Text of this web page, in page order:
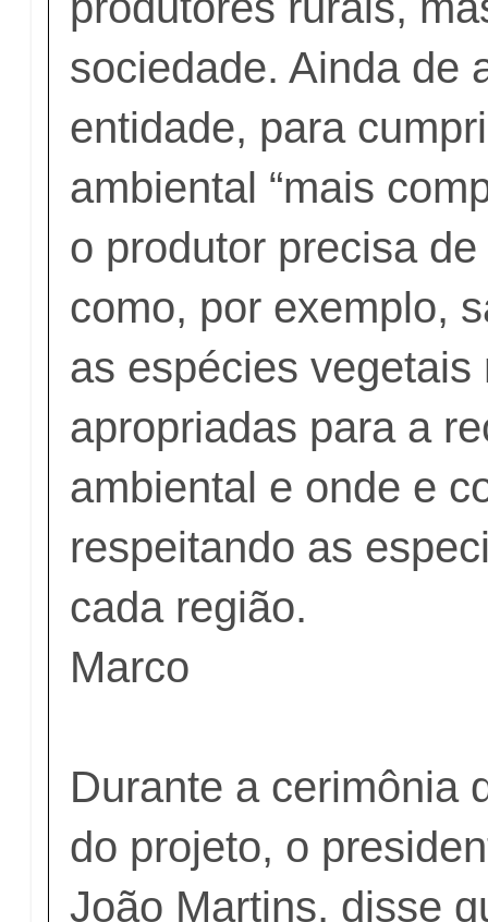
sociedade. Ainda de
entidade, para
ambiental “mais
o produtor precisa
como, por exemplo,
as espécies vegetais
apropriadas para a
ambiental e onde e
respeitando as
cada região.
Marco
Durante a cerimônia
do projeto, o
João Martins, disse